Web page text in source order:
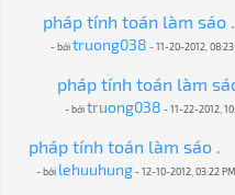
pháp tính toán làm sáo .
- bởitruong038 - 11-20-2012,
pháp tính toán làm
- bởitruong038 - 11-22-2012,
pháp tính toán làm sáo .
- bởi lehuuhung- 12-10-2012, 03:22 PM